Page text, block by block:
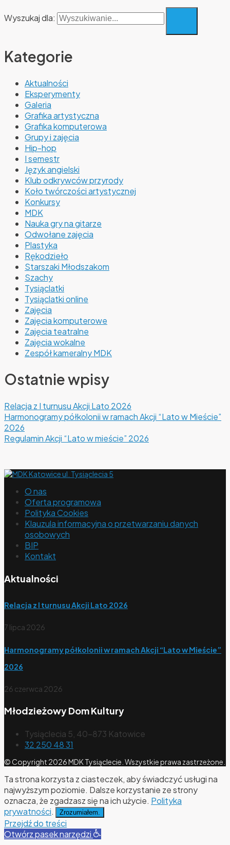
Wyszukaj dla:
Kategorie
Aktualności
Eksperymenty
Galeria
Grafika artystyczna
Grafika komputerowa
Grupy i zajęcia
Hip-hop
I semestr
Język angielski
Klub odkrywców przyrody
Koło twórczości artystycznej
Konkursy
MDK
Nauka gry na gitarze
Odwołane zajęcia
Plastyka
Rękodzieło
Starszaki Młodszakom
Szachy
Tysiąclatki
Tysiąclatki online
Zajęcia
Zajęcia komputerowe
Zajęcia teatralne
Zajęcia wokalne
Zespół kameralny MDK
Ostatnie wpisy
Relacja z I turnusu Akcji Lato 2026
Harmonogramy półkolonii w ramach Akcji “Lato w Mieście”
2026
Regulamin Akcji “Lato w mieście” 2026
O nas
Oferta programowa
Polityka Cookies
Klauzula informacyjna o przetwarzaniu danych
osobowych
BIP
Kontakt
Aktualności
Relacja z I turnusu Akcji Lato 2026
7 lipca 2026
Harmonogramy półkolonii w ramach Akcji “Lato w Mieście”
2026
26 czerwca 2026
Młodzieżowy Dom Kultury
Tysiąclecia 5, 40-873 Katowice
32 250 48 31
© Copyright 2026 MDK Tysiąclecie. Wszystkie prawa zastrzeżone.
Ta strona korzysta z ciasteczek, aby świadczyć usługi na
najwyższym poziomie. Dalsze korzystanie ze strony
oznacza, że zgadzasz się na ich użycie. Polityka
prywatności. Zrozumiałem.
Przejdź do treści
Otwórz pasek narzędzi